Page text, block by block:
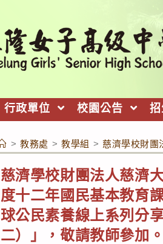
行政單位 校園公告
> 教務處 > 教學組 > 慈濟學校財團
慈濟學校財團法人慈濟
度十二年國民基本教育
球公民素養線上系列分
二）」，敬請教師參加。